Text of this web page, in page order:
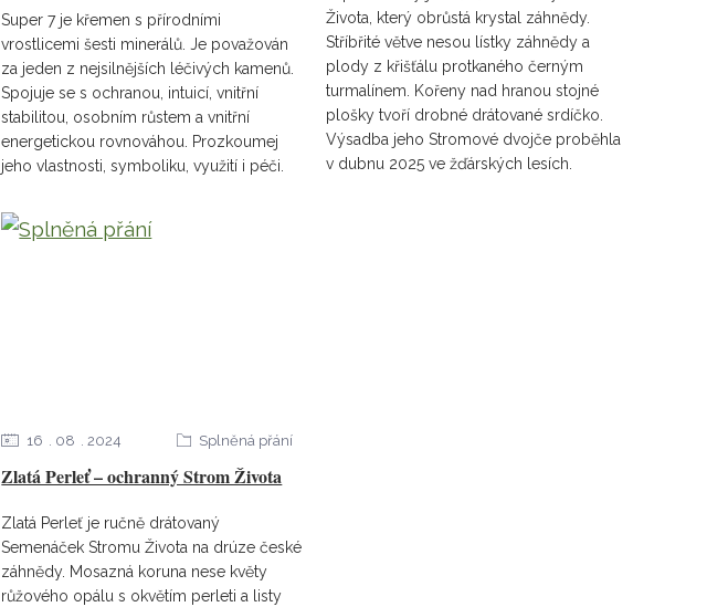
Super 7 je křemen s přírodními
vrostlicemi šesti minerálů. Je považován
za jeden z nejsilnějších léčivých kamenů.
Spojuje se s ochranou, intuicí, vnitřní
stabilitou, osobním růstem a vnitřní
energetickou rovnováhou. Prozkoumej
jeho vlastnosti, symboliku, využití i péči.
Života, který obrůstá krystal záhnědy.
Stříbřité větve nesou lístky záhnědy a
plody z křišťálu protkaného černým
turmalínem. Kořeny nad hranou stojné
plošky tvoří drobné drátované srdíčko.
Výsadba jeho Stromové dvojče proběhla
v dubnu 2025 ve žďárských lesích.
Zlatá Perleť – ochranný Strom Života
16 08 2024 Splněná přání
Zlatá Perleť je ručně drátovaný
Semenáček Stromu Života na drúze české
záhnědy. Mosazná koruna nese květy
růžového opálu s okvětím perleti a listy